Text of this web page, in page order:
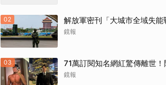
02 解放軍密刊「大城市全域失
鏡報
03 71萬訂閱知名網紅驚傳離世
鏡報